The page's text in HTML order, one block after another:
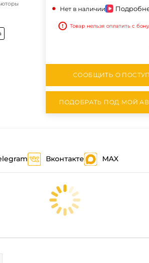
Нет в наличии
! Товар нельзя оплатить с
СООБЩИТЬ О
ПОДОБРАТЬ ПОД МОЙ
Вконтакте MAX